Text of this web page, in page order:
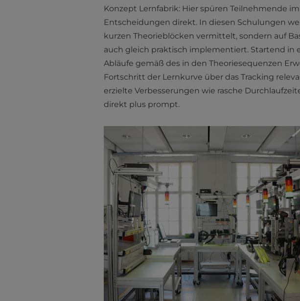
Konzept Lernfabrik: Hier spüren Teilnehmende
Entscheidungen direkt. In diesen Schulungen
kurzen Theorieblöcken vermittelt, sondern auf
auch gleich praktisch implementiert. Startend in
Abläufe gemäß des in den Theoriesequenzen
Fortschritt der Lernkurve über das Tracking
erzielte Verbesserungen wie rasche
direkt plus prompt.